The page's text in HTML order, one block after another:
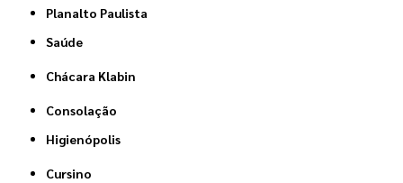
Planalto Paulista
Saúde
Chácara Klabin
Consolação
Higienópolis
Cursino